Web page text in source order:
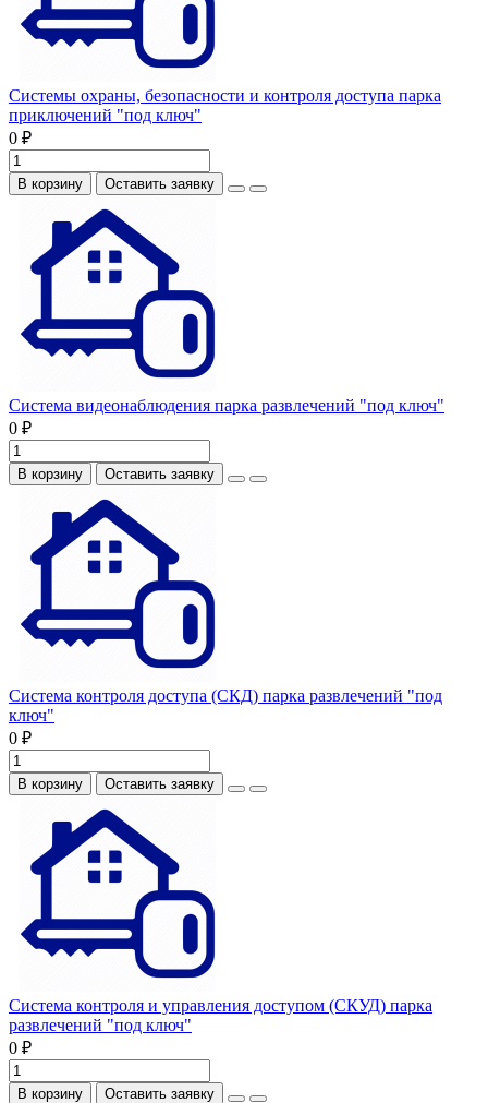
Системы охраны, безопасности и контроля доступа парка
приключений "под ключ"
0 ₽
В корзину Оставить заявку
Система видеонаблюдения парка развлечений "под ключ"
0 ₽
В корзину Оставить заявку
Система контроля доступа (СКД) парка развлечений "под
ключ"
0 ₽
В корзину Оставить заявку
Система контроля и управления доступом (СКУД) парка
развлечений "под ключ"
0 ₽
В корзину Оставить заявку